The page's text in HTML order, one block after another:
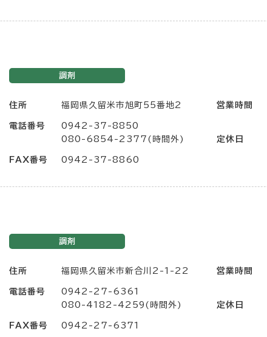
調剤
住所 福岡県久留米市旭町55番地2
電話番号
0942-37-8850
080-6854-2377(時間外)
FAX番号 0942-37-8860
営業時間
定休日
調剤
住所 福岡県久留米市新合川2-1-22
電話番号
0942-27-6361
080-4182-4259(時間外)
FAX番号 0942-27-6371
営業時間
定休日